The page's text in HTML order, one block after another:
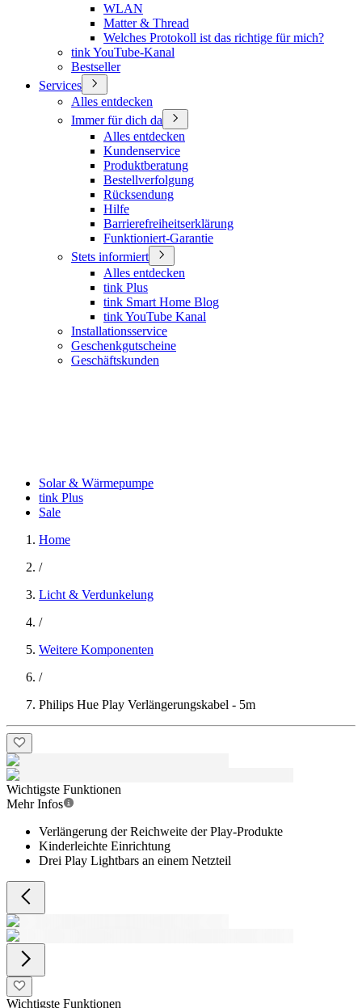
WLAN
Matter & Thread
Welches Protokoll ist das richtige für mich?
tink YouTube-Kanal
Bestseller
Services
Alles entdecken
Immer für dich da
Alles entdecken
Kundenservice
Produktberatung
Bestellverfolgung
Rücksendung
Hilfe
Barrierefreiheitserklärung
Funktioniert-Garantie
Stets informiert
Alles entdecken
tink Plus
tink Smart Home Blog
tink YouTube Kanal
Installationsservice
Geschenkgutscheine
Geschäftskunden
Solar & Wärmepumpe
tink Plus
Sale
Home
/
Licht & Verdunkelung
/
Weitere Komponenten
/
Philips Hue Play Verlängerungskabel - 5m
Wichtigste Funktionen
Mehr Infos
Verlängerung der Reichweite der Play-Produkte
Kinderleichte Einrichtung
Drei Play Lightbars an einem Netzteil
Wichtigste Funktionen